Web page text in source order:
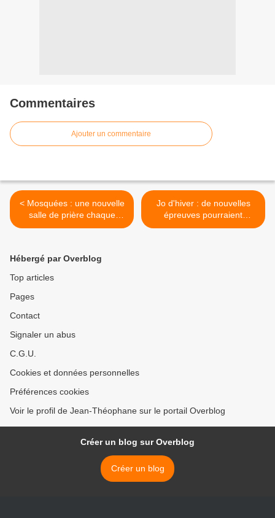
Commentaires
Ajouter un commentaire
< Mosquées : une nouvelle
salle de prière chaque
semaine en France
Jo d'hiver : de nouvelles
épreuves pourraient
apparaître à Sotchi
Hébergé par Overblog
Top articles
Pages
Contact
Signaler un abus
C.G.U.
Cookies et données personnelles
Préférences cookies
Voir le profil de Jean-Théophane sur le portail Overblog
Créer un blog sur Overblog
Créer un blog